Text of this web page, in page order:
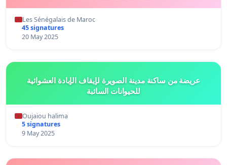
Les Sénégalais de Maroc
45 signatures
20 May 2025
عريضة من ساكنة مدينة الصويرة لإيقاف الإبادة العشوائية
للحيوانات السائبة
Oujaiou halima
5 signatures
9 May 2025